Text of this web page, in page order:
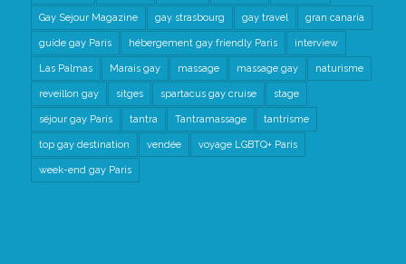
Gay Sejour Magazine gay strasbourg gay travel gran canaria
guide gay Paris hébergement gay friendly Paris interview
Las Palmas Marais gay massage massage gay naturisme
reveillon gay sitges spartacus gay cruise stage
séjour gay Paris tantra Tantramassage tantrisme
top gay destination vendée voyage LGBTQ+ Paris
week-end gay Paris